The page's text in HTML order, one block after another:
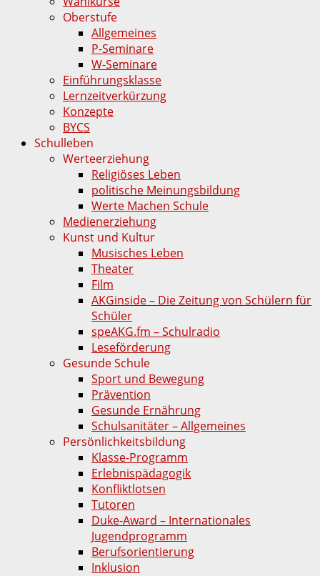
Oberstufe
Allgemeines
P-Seminare
W-Seminare
Einführungsklasse
Lernzeitverkürzung
Konzepte
BYCS
Schulleben
Werteerziehung
Religiöses Leben
politische Meinungsbildung
Werte Machen Schule
Medienerziehung
Kunst und Kultur
Musisches Leben
Theater
Film
AKGinside – Die Zeitung von Schülern für
Schüler
speAKG.fm – Schulradio
Leseförderung
Gesunde Schule
Sport und Bewegung
Prävention
Gesunde Ernährung
Schulsanitäter – Allgemeines
Persönlichkeitsbildung
Klasse-Programm
Erlebnispädagogik
Konfliktlotsen
Tutoren
Duke-Award – Internationales
Jugendprogramm
Berufsorientierung
Inklusion